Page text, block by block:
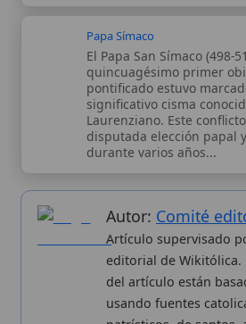
magisteriales y
la Iglesia.
Proceso
Wikitólica © 2026. Enciclopedia del
histórico y litúrgico de la Iglesia Católica.
Curso Católico,Buscador Católicoy
analíticas anónimas. LicenciaCC BY-SA
Proceso editorial
Publicación seriada
Datos abiertos
Estadísticas
Aviso legal
Política de privacidad
Más
Nuevas
Cambios
Widgets